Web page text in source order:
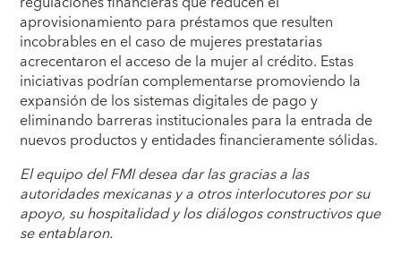
aprovisionamiento para préstamos que resulten
incobrables en el caso de mujeres prestatarias
acrecentaron el acceso de la mujer al crédito. Estas
iniciativas podrían complementarse promoviendo la
expansión de los sistemas digitales de pago y
eliminando barreras institucionales para la entrada de
nuevos productos y entidades financieramente sólidas.
El equipo del FMI desea dar las gracias a las
autoridades mexicanas y a otros interlocutores por su
apoyo, su hospitalidad y los diálogos constructivos que
se entablaron.